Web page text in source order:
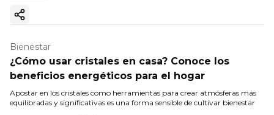
Copiar enlace
Bienestar
¿Cómo usar cristales en casa? Conoce los
beneficios energéticos para el hogar
Apostar en los cristales como herramientas para crear atmósferas más
equilibradas y significativas es una forma sensible de cultivar bienestar